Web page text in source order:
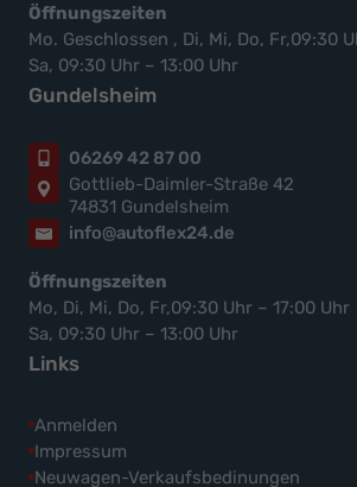
Öffnungszeiten
Mo. Geschlossen , Di, Mi, Do, Fr,09:30
Sa, 09:30 Uhr – 13:00 Uhr
Gundelsheim
06269 42 87 00
Gottlieb-Daimler-Straße 42
74831 Gundelsheim
info@autoflex24.de
Öffnungszeiten
Mo, Di, Mi, Do, Fr,09:30 Uhr – 17:00 Uhr
Sa, 09:30 Uhr – 13:00 Uhr
Links
Anmelden
Impressum
Neuwagen-Verkaufsbedinungen